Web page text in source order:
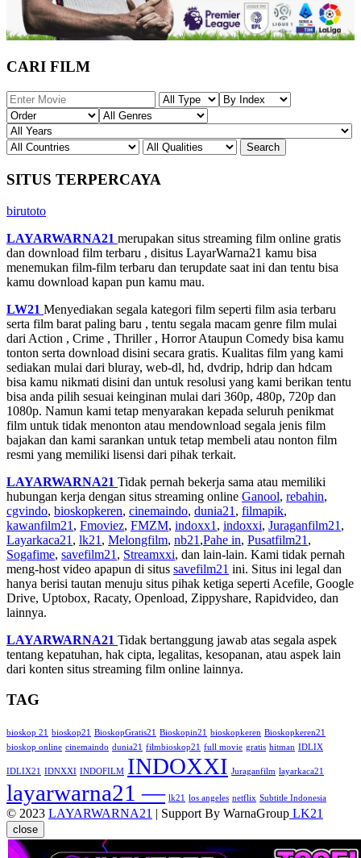
CARI FILM
SITUS TERPERCAYA
birutoto
LAYARWARNA21 merupakan situs streaming film online gratis
dan download film terbaru , disitus LayarWarna21 kamu bisa
menemukan film-film terbaru dan terupdate saat ini dan tentu bisa
kamu download kapan pun kamu mau.
LW21 Menyediakan segala kategori film seperti film asia terbaru
serta film barat paling baru , tentu segala macam genre film mulai
dari Action , Crime , Thriller , Horror Ataupun Comedy bisa kamu
tonton serta download disini secara gratis. Kualitas film yang kami
sediakan mulai dari bluray, web-dl, hd, dvdrip, hdrip dan hdcam
bisa kamu nikmati disini dan untuk resolusi yang kami berikan tentu
bisa anda pilih sesuai keinginan mulai dari 360p, 480p, 720p dan
1080p. Namun kami tetap menyarakan kepada seluruh penikmat
film untuk tidak menonton atau mendownload segala jenis film
bajakan dan kami sarankan untuk tetap membeli atau nonton film
resmi yang memiliki lisensi dari pihak terkait.
LAYARWARNA21 Tidak pernah bekerja sama atau memiliki
hubungan kerja dengan situs streaming online Ganool, rebahin,
cgvindo, bioskopkeren, cinemaindo, dunia21 , filmapik,
kawanfilm21 , Fmoviez, FMZM, indoxx1 , indoxxi, Juraganfilm21 ,
Layarkaca21 , lk21 , Melongfilm, nb21 ,Pahe in, Pusatfilm21 ,
Sogafime, savefilm21 , Streamxxi, dan lain-lain. Kami tidak pernah
meng-host video apapun di situs savefilm21 ini. Situs ini legal dan
hanya berisi tautan menuju situs pihak ketiga seperti Acefile, Google
Drive, Uptobox, Racaty, Openload, Zippyshare, Rapidvideo, dan
lainnya.
LAYARWARNA21 Tidak bertanggung jawab atas segala aspek
tentang kepatuhan, hak cipta, legalitas, kesopanan, atau aspek lain
dari konten situs streaming film online lainnya.
TAG
bioskop 21 bioskop21 BioskopGratis21 Bioskopin21 bioskopkeren Bioskopkeren21
bioskop online cinemaindo dunia21 filmbioskop21 full movie gratis hitman IDLIX
IDLIX21 IDNXXI INDOFILM INDOXXI Juraganfilm layarkaca21
layarwarna21 — lk21 los angeles netflix Subtitle Indonesia
© 2023 LAYARWARNA21 | Support By WarnaGroup LK21
close